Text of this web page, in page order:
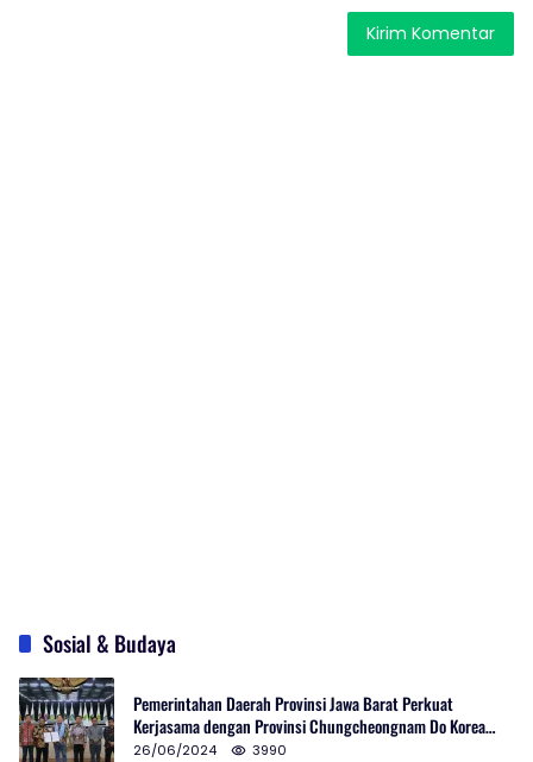
Sosial & Budaya
Pemerintahan Daerah Provinsi Jawa Barat Perkuat
Kerjasama dengan Provinsi Chungcheongnam Do Korea
Selatan
26/06/2024 3990